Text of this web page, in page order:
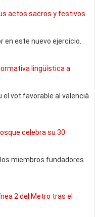
actos sacros y festivos
en este nuevo ejercicio.
lingüística a
el vot favorable al valencià
celebra su 30
miembros fundadores
2 del Metro tras el